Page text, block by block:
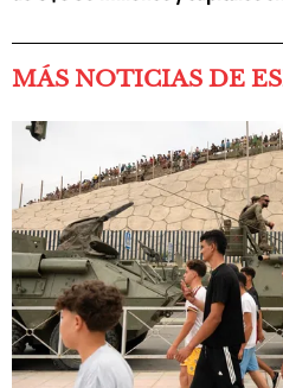
MÁS NOTICIAS DE